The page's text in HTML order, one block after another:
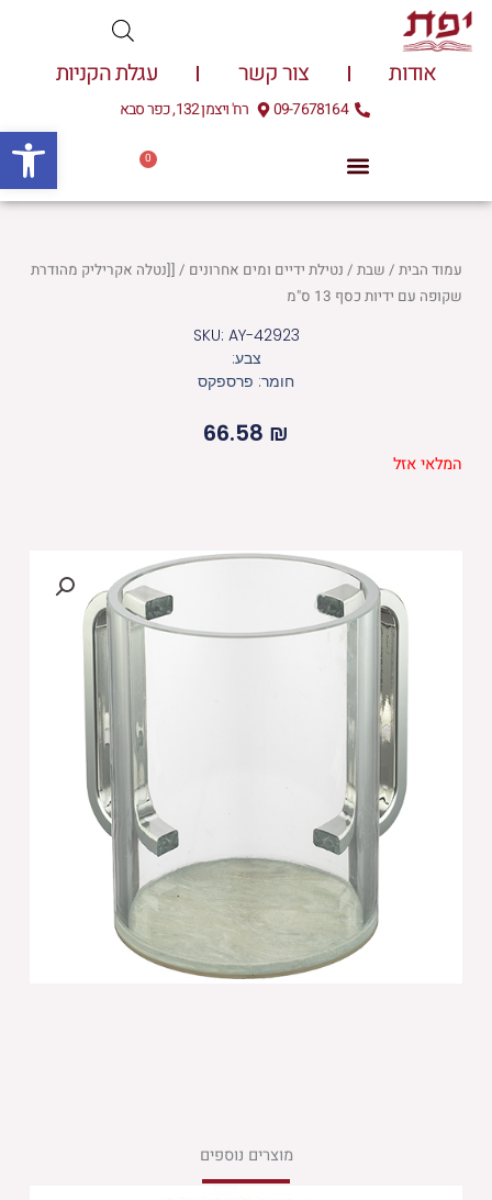
דילוג
לתוכן
אודות צור קשר עגלת הקניות
09-7678164 רח' ויצמן 132, כפר סבא
0
עגלת
עמוד הבית/ שבת/ נטילת ידיים ומים אחרונים / [[נטלה אקריליק מהודרת
שקופה עם ידיות כסף 13 ס"מ
SKU: AY-42923
צבע:
חומר: פרספקס
66.58 ₪
המלאי אזל
מוצרים נוספים